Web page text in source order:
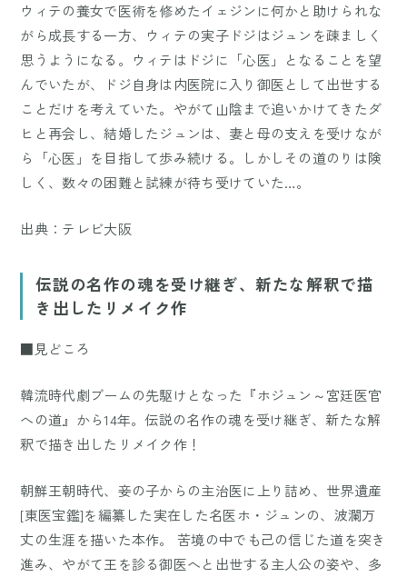
ウィテの養女で医術を修めたイェジンに何かと助けられな
がら成長する一方、ウィテの実子ドジはジュンを疎ましく
思うようになる。ウィテはドジに「心医」となることを望
んでいたが、ドジ自身は内医院に入り御医として出世する
ことだけを考えていた。やがて山陰まで追いかけてきたダ
ヒと再会し、結婚したジュンは、妻と母の支えを受けなが
ら「心医」を目指して歩み続ける。しかしその道のりは険
しく、数々の困難と試練が待ち受けていた…。
出典： テレビ大阪
伝説の名作の魂を受け継ぎ、新たな解釈で描
き出したリメイク作
■見どころ
韓流時代劇ブームの先駆けとなった『ホジュン～宮廷医官
への道』から14年。伝説の名作の魂を受け継ぎ、新たな解
釈で描き出したリメイク作！
朝鮮王朝時代、妾の子からの主治医に上り詰め、世界遺産
[東医宝鑑]を編纂した実在した名医ホ・ジュンの、波瀾万
丈の生涯を描いた本作。 苦境の中でも己の信じた道を突き
進み、やがて王を診る御医へと出世する主人公の姿や、多